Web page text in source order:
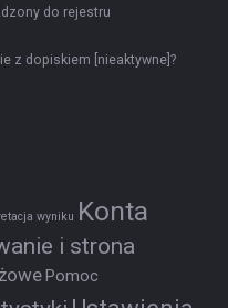
do rejestru
z dopiskiem [nieaktywne]?
wyniku Konta
i strona
Pomoc